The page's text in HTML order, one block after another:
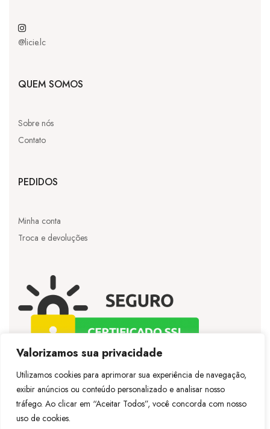
Valorizamos sua privacidade
Utilizamos cookies para aprimorar sua experiência de navegação,
exibir anúncios ou conteúdo personalizado e analisar nosso
tráfego. Ao clicar em “Aceitar Todos”, você concorda com nosso
uso de cookies.
@licie.lc
QUEM SOMOS
Sobre nós
Contato
PEDIDOS
Minha conta
Troca e devoluções
©Licie– Todos os direitos reservados – Desenvolvido